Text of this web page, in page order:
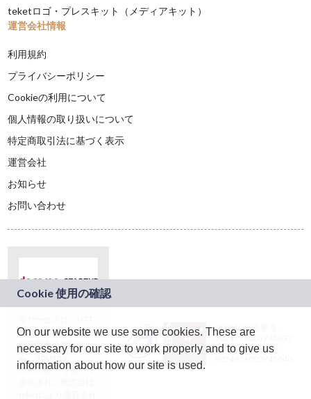
teketロゴ・プレスキット（メディアキット）
運営会社情報
利用規約
プライバシーポリシー
Cookieの利用について
個人情報の取り扱いについて
特定商取引法に基づく表示
運営会社
お知らせ
お問い合わせ
ドコモグループの新
規事業創出プログラ
ム「docomo
STARTUP」を通じて
JASRAC許諾番号：
9024936001Y45037
JASRAC許諾番号：
On our website we use some cookies. These are
necessary for our site to work properly and to give us
information about how our site is used.